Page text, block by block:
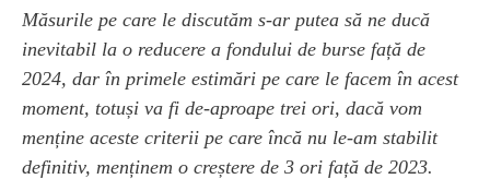
Măsurile pe care le discutăm s-ar putea să ne ducă
inevitabil la o reducere a fondului de burse față de
2024, dar în primele estimări pe care le facem în acest
moment, totuși va fi de-aproape trei ori, dacă vom
menține aceste criterii pe care încă nu le-am stabilit
definitiv, menținem o creștere de 3 ori față de 2023.